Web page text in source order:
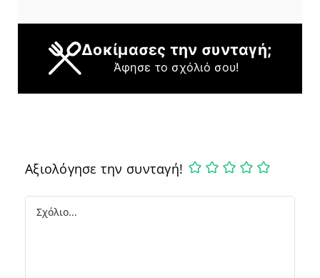
Δοκίμασες την συνταγή;
Άφησε το σχόλιό σου!
Αξιολόγησε την συνταγή!
Comment